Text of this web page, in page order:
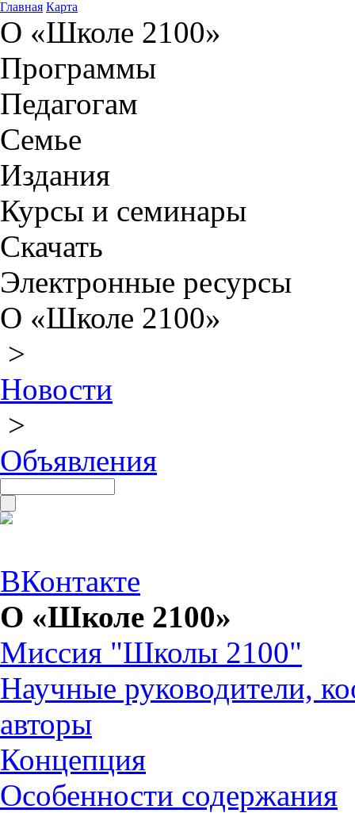
Главная Карта
О «Школе 2100»
Программы
Педагогам
Семье
Издания
Курсы и семинары
Скачать
Электронные ресурсы
О «Школе 2100»
>
Новости
>
Объявления
ВКонтакте
О «Школе 2100»
Миссия "Школы 2100"
Научные руководители,
авторы
Концепция
Особенности содержания